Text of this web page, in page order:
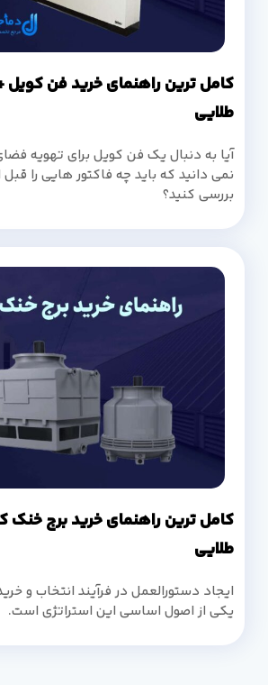
طلایی
آیا به دنبال یک فن کویل برای تهویه
نمی دانید که باید چه فاکتور هایی را
بررسی کنید؟
کامل ترین راهنمای خرید برج خنک
طلایی
ایجاد دستورالعمل در فرآیند انتخاب و
یکی از اصول اساسی این استراتژی است.